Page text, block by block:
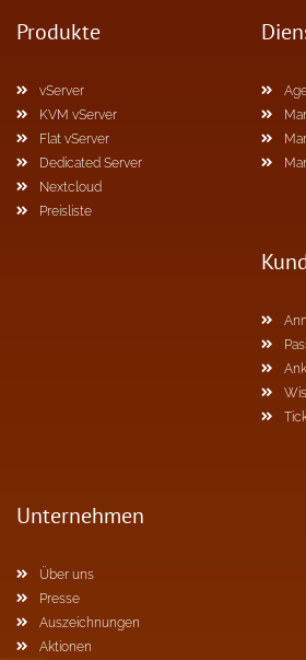
Produkte
vServer
KVM vServer
Flat vServer
Dedicated Server
Nextcloud
Preisliste
Unternehmen
Über uns
Presse
Auszeichnungen
Aktionen